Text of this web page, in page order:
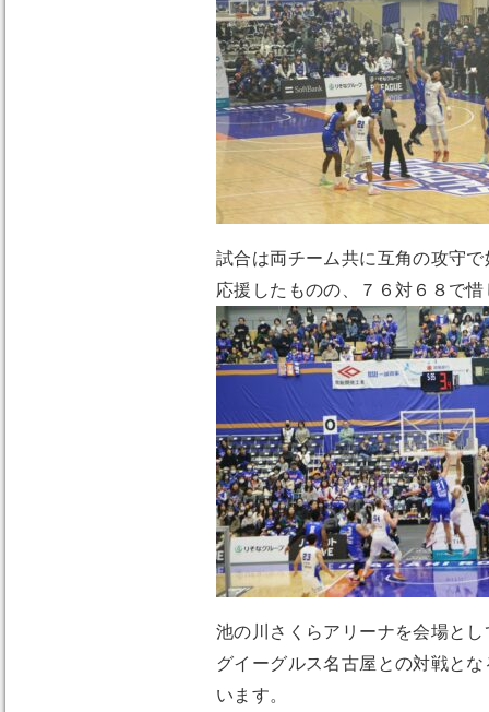
試合は両チーム共に互角の攻守
応援したものの、７６対６８で
池の川さくらアリーナを会場と
グイーグルス名古屋との対戦と
います。